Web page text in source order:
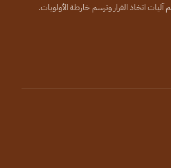
آليات اتخاذ القرار وترسم خارطة الأولويات.